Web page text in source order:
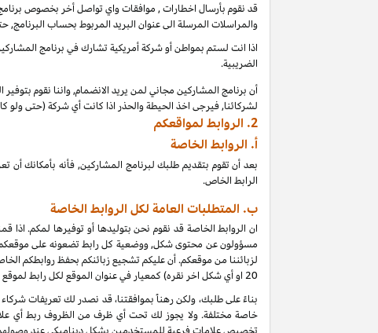
قد نقوم بأرسال اخطارات , موافقات واي تواصل أخر بخصوص برنامج
والمراسلات المرسلة الى عنوان البريد المربوط بحساب
اذا انت لستم بمواطن أو شركة أمريكية تشارك في برنامج
الضريبية.
أن برنامج المشاركين مجاني لمن يريد الانضمام, واننا نقوم
لشركائنا, فيرجى اخذ الحيطة والحذر اذا كانت أي شركة (حتى
2. الروابط لمواقعكم
أ. الروابط الخاصة
بعد أن تقوم بتقديم طلبك لبرنامج المشاركين, فأنه
الرابط الخاص.
ب. المتطلبات العامة لكل الروابط الخاصة
ان الروابط الخاصة قد نقوم نحن بتوليدها أو توفيرها لمكم.
مسؤولون عن محتوى شكل, ووضعية كل رابط تضعونه على موقعكم,
لزبائننا من موقعكم. أن عليكم تشجيع زبائنكم بحفظ روابطكم
20او أي شكل اخر نقره) كمعيار في عنوان الموقع لكل رابط
خاصة مختلفة. ولا يجوز لك تحت أي ظرف من الظروف ربط أي